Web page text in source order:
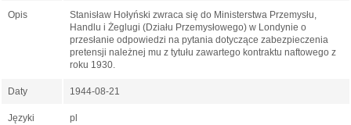
Opis
Stanisław Hołyński zwraca się do Ministerstwa Przemysłu,
Handlu i Żeglugi (Działu Przemysłowego) w Londynie o
przesłanie odpowiedzi na pytania dotyczące zabezpieczenia
pretensji należnej mu z tytułu zawartego kontraktu naftowego z
roku 1930.
Daty 1944-08-21
Języki pl